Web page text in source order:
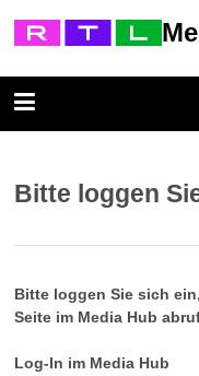
Bitte loggen
Bitte loggen Sie sich
Seite im Media Hub
Log-In im Media Hub